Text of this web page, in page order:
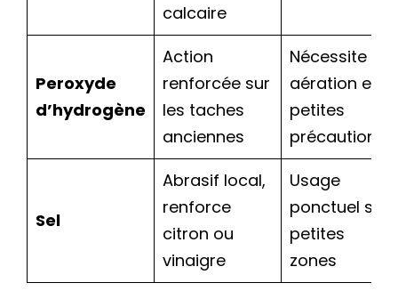
calcaire
Peroxyde
d’hydrogène
Action
renforcée sur
les taches
anciennes
Nécessite
aération et
petites
précautions
Sel
Abrasif local,
renforce
citron ou
vinaigre
Usage
ponctuel sur
petites
zones